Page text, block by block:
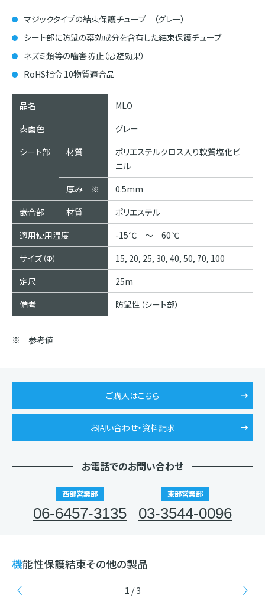
マジックタイプの結束保護チューブ （グレー）
シート部に防鼠の薬効成分を含有した結束保護チューブ
ネズミ類等の噛害防止（忌避効果）
RoHS指令 10物質適合品
品名
MLO
表面色
グレー
シート部
材質
ポリエステルクロス入り軟質塩化ビ
ニル
厚み ※
0.5mm
嵌合部
材質
ポリエステル
適用使用温度
-15℃ ～ 60℃
サイズ（Φ）
15, 20, 25, 30, 40, 50, 70, 100
定尺
25m
備考
防鼠性（シート部）
※ 参考値
ご購入はこちら
お問い合わせ・資料請求
お電話でのお問い合わせ
西部営業部
06-6457-3135
東部営業部
03-3544-0096
機能性保護結束その他の製品
1 / 3